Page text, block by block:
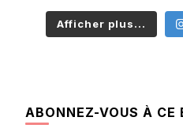
Afficher plus...
ABONNEZ-VOUS À CE